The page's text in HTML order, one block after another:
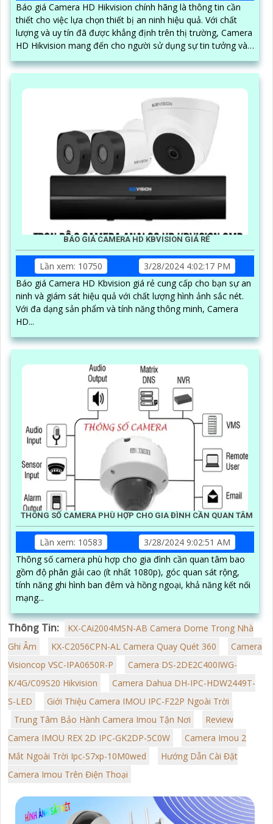
Báo giá Camera HD Hikvision chính hãng là thông tin cần
thiết cho việc lựa chọn thiết bị an ninh hiệu quả. Với chất
lượng và uy tín đã được khẳng định trên thị trường, Camera
HD Hikvision mang đến cho người sử dụng sự tin tưởng và
an tâm
BÁO GIÁ CAMERA HD KBVISION GIÁ RẺ
Lần xem: 10750
3/28/2024 4:02:17 PM
Báo giá Camera HD Kbvision giá rẻ cung cấp cho bạn sự an
ninh và giám sát hiệu quả với chất lượng hình ảnh sắc nét.
Với đa dạng sản phẩm và tính năng thông minh, Camera
HD...
THÔNG SỐ CAMERA PHÙ HỢP CHO GIA ĐÌNH CẦN QUAN TÂM
Lần xem: 10583
3/28/2024 9:02:51 AM
Thông số camera phù hợp cho gia đình cần quan tâm bao
gồm độ phân giải cao (ít nhất 1080p), góc quan sát rộng,
tính năng ghi hình ban đêm và hồng ngoại, khả năng kết nối
mạng...
Thông Tin:
KX-CAi2004MSN-AB Camera Dome Trong Nhà
Ghi Âm
KX-C2056CPN-AL Camera Quay Quét 360
Camera
Visioncop VSC-IPA0650R-P
Camera DS-2DE2C400IWG-
K/4G/C09S20 Hikvision
Camera Dahua DH-IPC-HDW2449T-
S-LED
Giới Thiệu Camera IMOU IPC-F22P Ngoài Trời
Trung Tâm Bảo Hành Camera Imou Tận Nơi
Review
Camera IMOU REX 2D IPC-GK2DP-5C0W
Camera Imou 2
Mắt Ngoài Trời Ipc-S7xp-10M0wed
Hướng Dẫn Cài Đặt
Camera Imou Trên Điện Thoại